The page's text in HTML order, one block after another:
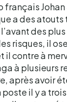
français
a des atouts
des
risques, il
il contre à
à plusieurs
après avoir
il y a